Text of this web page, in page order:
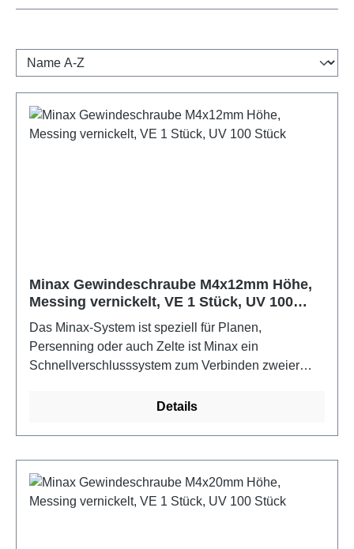
Minax Gewindeschraube M4x12mm Höhe,
Messing vernickelt, VE 1 Stück, UV 100
Stück
Das Minax-System ist speziell für Planen,
Persenning oder auch Zelte ist Minax ein
Schnellverschlusssystem zum Verbinden zweier
Bootsdeck. Durch die Kunststoffsteile ist sind Ober-
vernickelt
Details